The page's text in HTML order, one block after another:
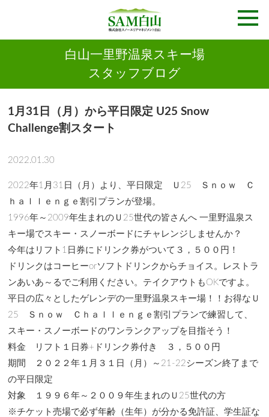
白山一里野温泉スキー場
スタッフブログ
1月31日（月）から平日限定 U25 Snow
Challenge割スタート
2022.01.30
2022年1月31日（月）より、平日限定 Ｕ25 Ｓｎｏｗ Ｃ
ｈａｌｌｅｎｇｅ割引プランが登場。
1996年～2009年生まれのＵ25世代の皆さんへ 一里野温泉ス
キー場でスキー・スノーボードにチャレンジしませんか？
今年はリフト1日券にドリンク券がついて３，５００円！
ドリンクはコーヒーorソフトドリンクからチョイス。レストラ
ンあいあ～るでご利用ください。テイクアウトもOKですよ。
平日の広々としたゲレンデの一里野温泉スキー場！！お得なＵ
25 Ｓｎｏｗ Ｃｈａｌｌｅｎｇｅ割引プランで練習して、
スキー・スノーボードのワンランクアップを目指そう！
料金 リフト１日券+ドリンク券付き ３，５００円
期間 ２０２２年１月３１日（月）～21-22シーズン終了まで
の平日限定
対象 １９９６年～２００９年生まれのＵ25世代の方
※チケット売場で必ず年齢（生年）が分かる免許証、学生証な